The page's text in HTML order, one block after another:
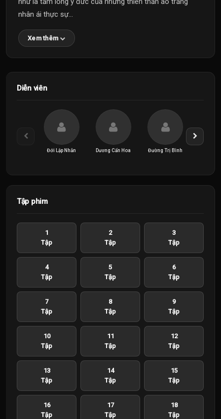
nhân ái thực sự...
Xem thêm
Diễn viên
Đới Lập Nhẫn Dương Cẩn Hoa Đường Trị Bình
Tập phim
1
Tập
2
Tập
3
Tập
4
Tập
5
Tập
6
Tập
7
Tập
8
Tập
9
Tập
10
Tập
11
Tập
12
Tập
13
Tập
14
Tập
15
Tập
16
Tập
17
Tập
18
Tập